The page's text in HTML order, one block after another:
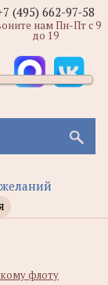
(495) 662-97-58
нам Пн-Пт с 9
до 19
флоту